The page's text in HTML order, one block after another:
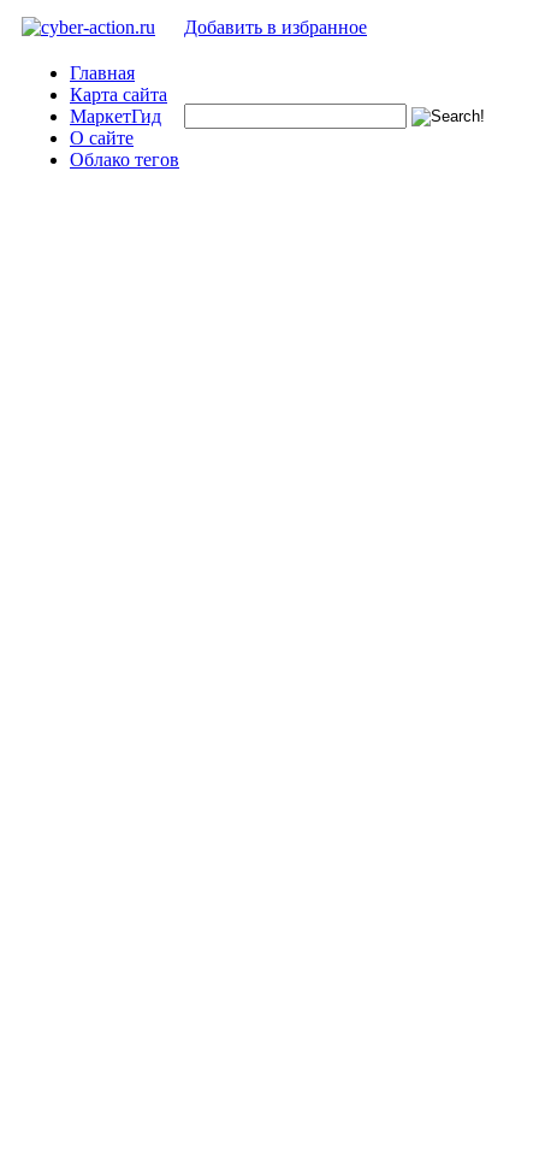
Добавить в избранное
Главная
Карта сайта
МаркетГид
О сайте
Облако тегов